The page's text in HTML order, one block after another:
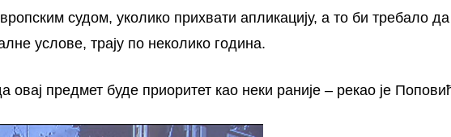
судом, уколико прихвати апликацију, а то би требало да
услове, трају по неколико година.
предмет буде приоритет као неки раније – рекао је